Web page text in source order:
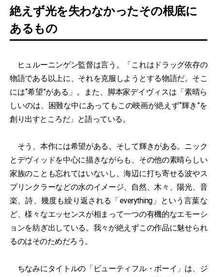
絶えず光を失わなかったその根底に
あるもの
ヒュルーニンゲン監督は言う。「これはドラッグ依存の
物語である以上に、それを克服しようとする物語だ。そこ
には“希望”がある」。また、脚本家デイヴィスは「素晴ら
しいのは、困難な中にあってもこの映画が絶えず“輝き”を
創り出すところだ」と語っている。
そう、本作には希望がある。そして輝きがある。ニック
とデヴィッドを中心に描きながらも、その他の素晴らしい
家族のことも忘れてはいないし、海辺に打ち寄せる波やス
プリンクラーなどの水のイメージ、自然、木々、陽光、音
楽、詩、幾度も繰り返される「everything」という言葉な
ど、様々なエッセンスが相まって一つの有機的なエモーシ
ョンを紡ぎ出している。我々が絶えずこの作品に魅せられ
るのはそのためだろう。
ちなみにタイトルの「ビューティフル・ボーイ」は、ジ